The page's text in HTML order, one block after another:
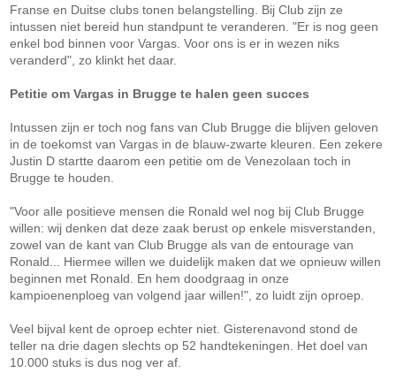
Franse en Duitse clubs tonen belangstelling. Bij Club zijn ze
intussen niet bereid hun standpunt te veranderen. "Er is nog geen
enkel bod binnen voor Vargas. Voor ons is er in wezen niks
veranderd", zo klinkt het daar.
Petitie om Vargas in Brugge te halen geen succes
Intussen zijn er toch nog fans van Club Brugge die blijven geloven
in de toekomst van Vargas in de blauw-zwarte kleuren. Een zekere
Justin D startte daarom een petitie om de Venezolaan toch in
Brugge te houden.
"Voor alle positieve mensen die Ronald wel nog bij Club Brugge
willen: wij denken dat deze zaak berust op enkele misverstanden,
zowel van de kant van Club Brugge als van de entourage van
Ronald... Hiermee willen we duidelijk maken dat we opnieuw willen
beginnen met Ronald. En hem doodgraag in onze
kampioenenploeg van volgend jaar willen!", zo luidt zijn oproep.
Veel bijval kent de oproep echter niet. Gisterenavond stond de
teller na drie dagen slechts op 52 handtekeningen. Het doel van
10.000 stuks is dus nog ver af.